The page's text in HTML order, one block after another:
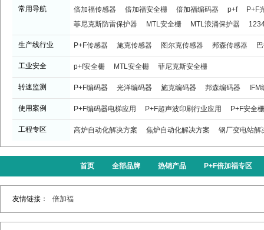
常用导航 倍加福传感器 倍加福安全栅 倍加福编码器 p+f
P+F
菲尼克斯防雷保护器
MTL安全栅 MTL浪涌保护器
生产线行业 P+F传感器 施克传感器 图尔克传感器 邦森传感器
工业安全 p+f安全栅 MTL安全栅 菲尼克斯安全栅
转速监测 P+F编码器 光洋编码器 施克编码器 邦森编码器 IFM
使用案例 P+F编码器电梯应用 P+F超声波印刷行业应用 P+F安全
工程专区 高炉自动化解决方案 焦炉自动化解决方案 钢厂变电站解
首页 全部品牌 热销产品 P+F倍加福专区
友情链接： 倍加福